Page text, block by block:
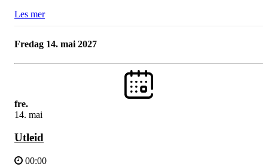
Les mer
fredag 14. mai 2027
fre.
14. mai
Utleid
00:00